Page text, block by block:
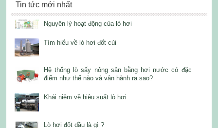
Tin tức mới nhất
Nguyên lý hoạt động của lò hơi
Tìm hiểu về lò hơi đốt củi
Hệ thống lò sấy nông sản bằng hơi nước có đặc
điểm như thế nào và vận hành ra sao?
Khái niệm về hiệu suất lò hơi
Lò hơi đốt dầu là gì ?